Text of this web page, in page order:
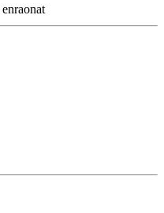
enraonat